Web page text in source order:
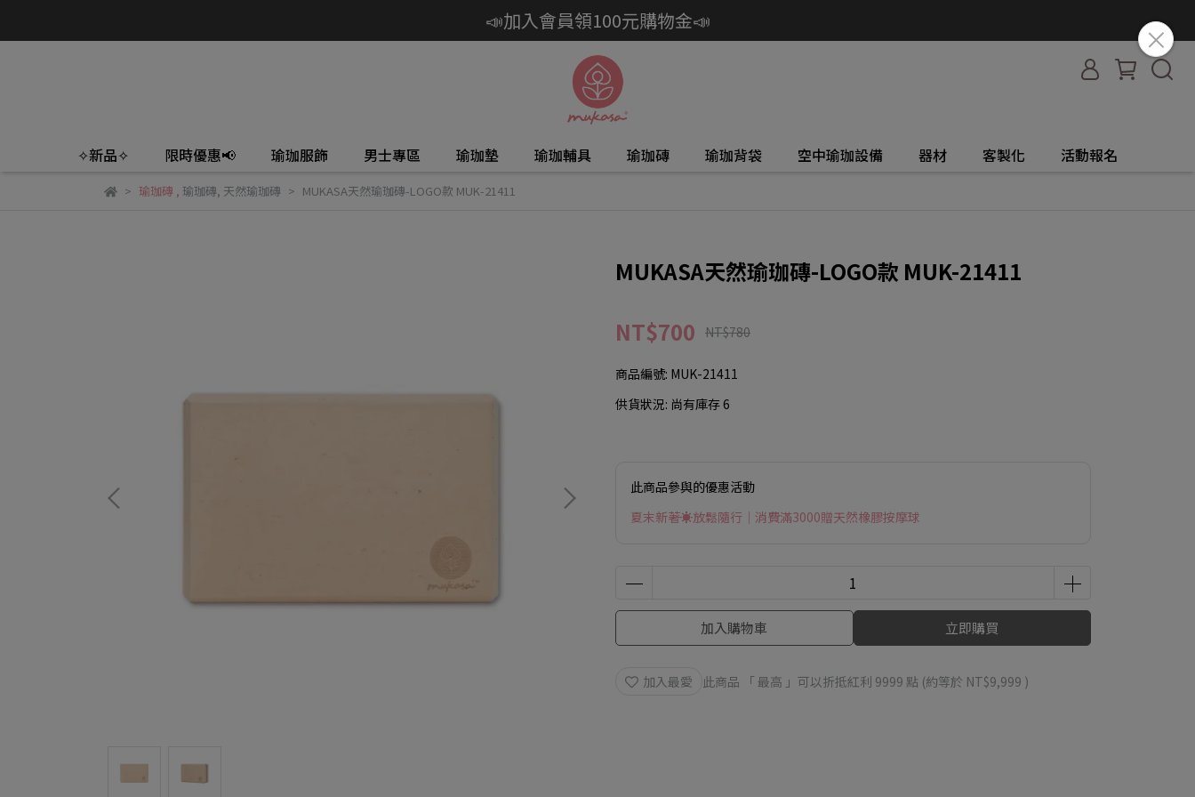
📣加入會員領100元購物金📣
✧新品✧ 限時優惠📢 瑜珈服飾 男士專區 瑜珈墊 瑜珈輔具 瑜珈磚 瑜珈背袋 空中瑜珈設備 器材 客製化 活動報名
瑜珈磚 , 瑜珈磚, 天然瑜珈磚 MUKASA天然瑜珈磚-LOGO款 MUK-21411
MUKASA天然瑜珈磚-LOGO款 MUK-21411
NT$700 NT$780
商品編號: MUK-21411
供貨狀況: 尚有庫存 6
此商品參與的優惠活動
夏末新著☀放鬆隨行｜消費滿3000贈天然橡膠按摩球
加入購物車 立即購買
加入最愛 此商品 「 最高 」可以折抵紅利 9999 點 (約等於 NT$9,999 )